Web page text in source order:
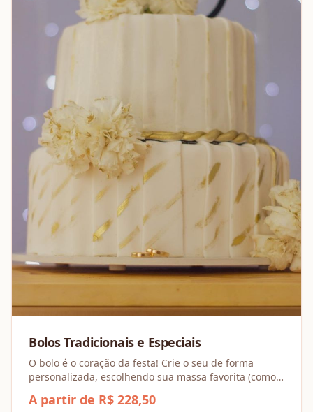
Bolos Tradicionais e Especiais
O bolo é o coração da festa! Crie o seu de forma
personalizada, escolhendo sua massa favorita (como
incríveis, dos Tradicionais aos Espesciais.
A partir de R$ 228,50